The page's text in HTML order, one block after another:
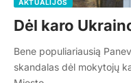
AKTUALIJOS
Dėl karo
Bene populiariausią
skandalas dėl mokytojų